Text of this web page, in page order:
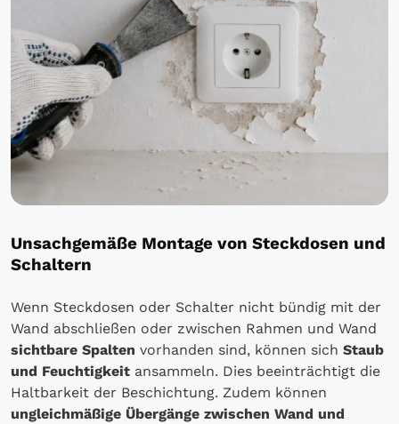
Unsachgemäße Montage von Steckdosen und
Schaltern
Wenn Steckdosen oder Schalter nicht bündig mit der
Wand abschließen oder zwischen Rahmen und Wand
sichtbare Spalten vorhanden sind, können sich Staub
und Feuchtigkeit ansammeln. Dies beeinträchtigt die
Haltbarkeit der Beschichtung. Zudem können
ungleichmäßige Übergänge zwischen Wand und